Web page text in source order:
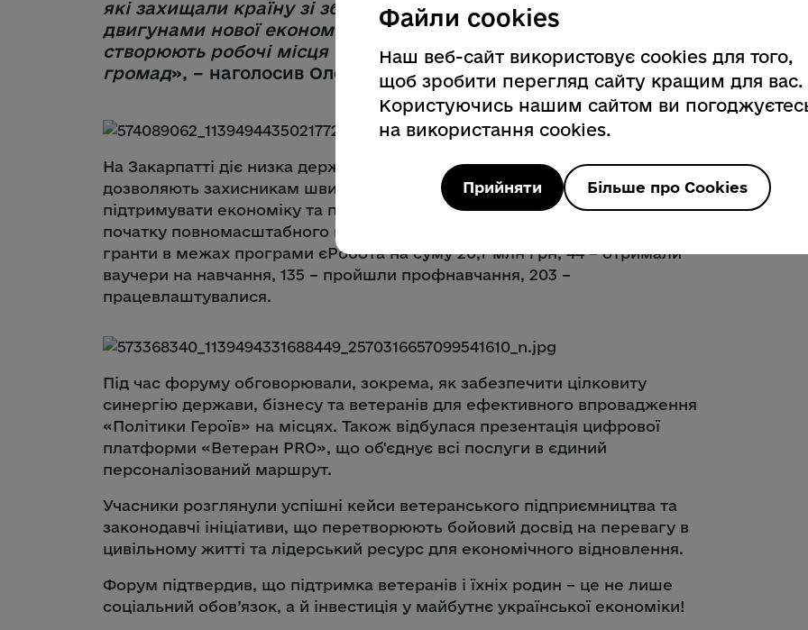
які захищали країну зі зброєю в руках, сьогодні стають
двигунами нової економіки. Вони започатковують бізнеси,
створюють робочі місця та активно долучаються до розбудови
громад», – наголосив Олександр Музиченко.
На Закарпатті діє низка державних та регіональних програм підтримки, що
дозволяють захисникам швидко інтегруватися в цивільне життя,
підтримувати економіку та посилювати громади. Зокрема, в області з
початку повномасштабного вторгнення 47 ветеранів війни залучили
гранти в межах програми єРобота на суму 20,7 млн грн, 44 – отримали
ваучери на навчання, 135 – пройшли профнавчання, 203 –
працевлаштувалися.
Під час форуму обговорювали, зокрема, як забезпечити цілковиту
синергію держави, бізнесу та ветеранів для ефективного впровадження
«Політики Героїв» на місцях. Також відбулася презентація цифрової
платформи «Ветеран PRO», що об'єднує всі послуги в єдиний
персоналізований маршрут.
Учасники розглянули успішні кейси ветеранського підприємництва та
законодавчі ініціативи, що перетворюють бойовий досвід на перевагу в
цивільному житті та лідерський ресурс для економічного відновлення.
Форум підтвердив, що підтримка ветеранів і їхніх родин – це не лише
соціальний обов’язок, а й інвестиція у майбутнє української економіки!
Файли cookies
Наш веб-сайт використовує cookies для того,
щоб зробити перегляд сайту кращим для вас.
Користуючись нашим сайтом ви
на використання cookies.
Прийняти Більше про Cookies